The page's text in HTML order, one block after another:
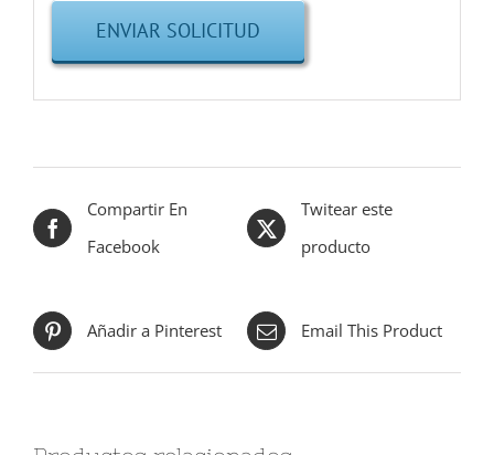
Compartir En
Facebook
Twitear este
producto
Añadir a Pinterest Email This Product